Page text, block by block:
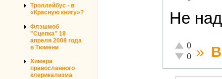
Троллейбус - в
«Красную книгу»?
Флэшмоб
"Сцепка" 18
апреля 2008 года
в Тюмени
Химера
православного
клерикализма
Не
Отлично!
0
Неадекватно!
0 »